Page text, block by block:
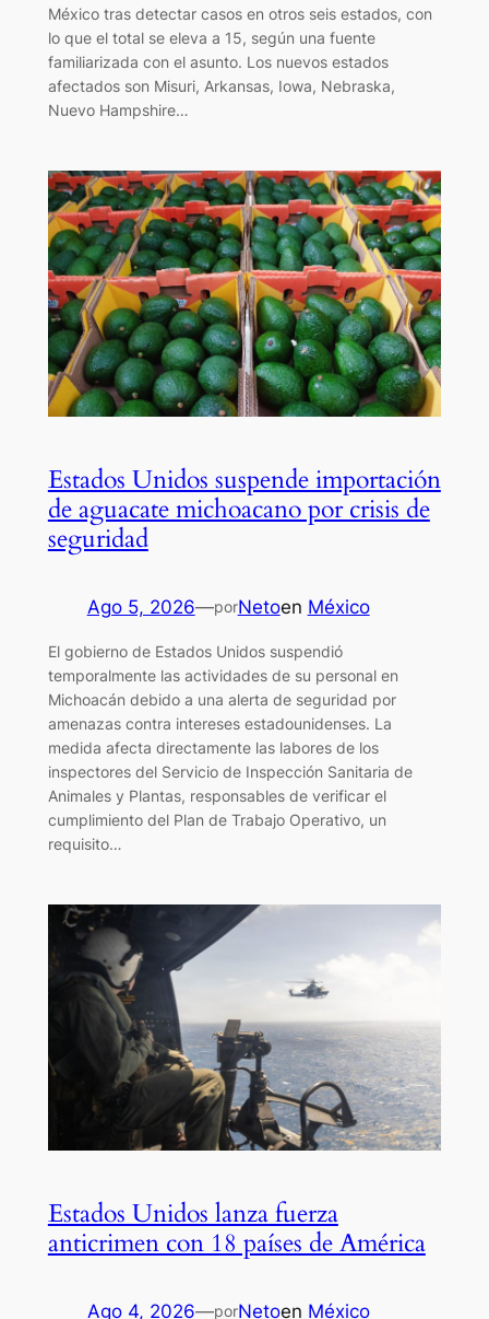
México tras detectar casos en otros seis estados, con
‌lo que el total se eleva a 15, según una fuente
familiarizada con el asunto. Los nuevos estados ​
afectados son Misuri, Arkansas, Iowa, Nebraska,
Nuevo Hampshire…
Estados Unidos suspende importación
de aguacate michoacano por crisis de
seguridad
Ago 5, 2026—porNetoen México
El gobierno de Estados Unidos suspendió
temporalmente las actividades de su personal en
Michoacán debido a una alerta de seguridad por
amenazas contra intereses estadounidenses. La
medida afecta directamente las labores de los
inspectores del Servicio de Inspección Sanitaria de
Animales y Plantas, responsables de verificar el
cumplimiento del Plan de Trabajo Operativo, un
requisito…
Estados Unidos lanza fuerza
anticrimen con 18 países de América
Ago 4, 2026—porNetoen México